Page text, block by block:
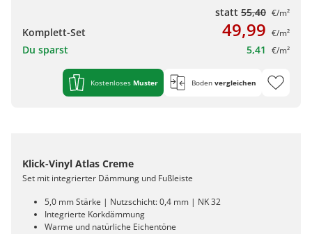
statt 55,40 €/m²
Komplett-Set 49,99 €/m²
Du sparst 5,41 €/m²
Kostenloses Muster Boden vergleichen
Klick-Vinyl Atlas Creme
Set mit integrierter Dämmung und Fußleiste
5,0 mm Stärke | Nutzschicht: 0,4 mm | NK 32
Integrierte Korkdämmung
Warme und natürliche Eichentöne